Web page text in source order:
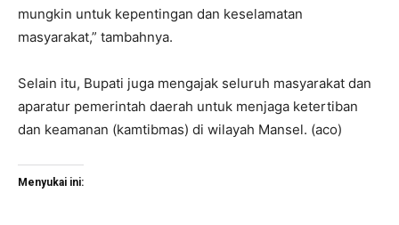
mungkin untuk kepentingan dan keselamatan
masyarakat,” tambahnya.
Selain itu, Bupati juga mengajak seluruh masyarakat dan
aparatur pemerintah daerah untuk menjaga ketertiban
dan keamanan (kamtibmas) di wilayah Mansel. (aco)
Menyukai ini: